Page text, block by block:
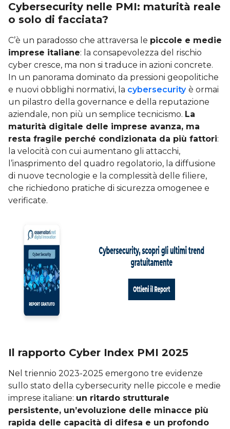
Cybersecurity nelle PMI: maturità reale
o solo di facciata?
C’è un paradosso che attraversa le piccole e medie
imprese italiane: la consapevolezza del rischio
cyber cresce, ma non si traduce in azioni concrete.
In un panorama dominato da pressioni geopolitiche
e nuovi obblighi normativi, la cybersecurity è ormai
un pilastro della governance e della reputazione
aziendale, non più un semplice tecnicismo. La
maturità digitale delle imprese avanza, ma
resta fragile perché condizionata da più fattori:
la velocità con cui aumentano gli attacchi,
l’inasprimento del quadro regolatorio, la diffusione
di nuove tecnologie e la complessità delle filiere,
che richiedono pratiche di sicurezza omogenee e
verificate.
Il rapporto Cyber Index PMI 2025
Nel triennio 2023-2025 emergono tre evidenze
sullo stato della cybersecurity nelle piccole e medie
imprese italiane: un ritardo strutturale
persistente, un’evoluzione delle minacce più
rapida delle capacità di difesa e un profondo